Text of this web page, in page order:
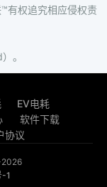
有权追究相应侵权责
。
EV电耗
软件下载
协议
1